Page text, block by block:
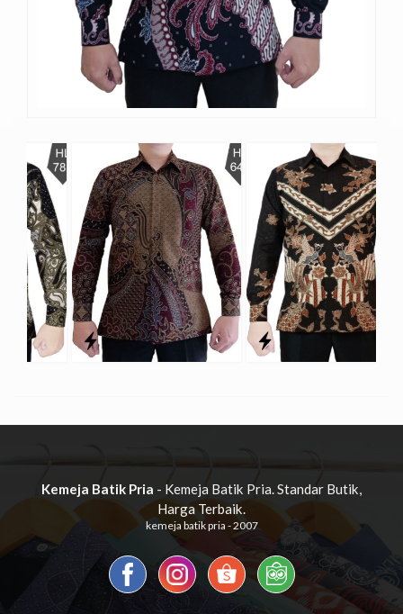
Kemeja Batik Pria - Kemeja Batik Pria. Standar Butik,
Harga Terbaik.
kemeja batik pria - 2007